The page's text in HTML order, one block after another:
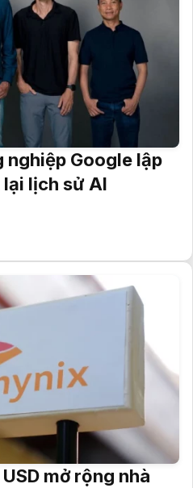
nghiệp Google lập
lịch sử AI
mở rộng nhà